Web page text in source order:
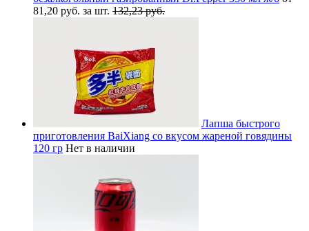
81,20 руб. за шт. 132,23 руб.
Лапша быстрого
приготовления BaiXiang со вкусом жареной говядины
120 гр Нет в наличии